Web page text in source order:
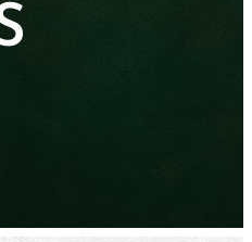
ESPEC
LA